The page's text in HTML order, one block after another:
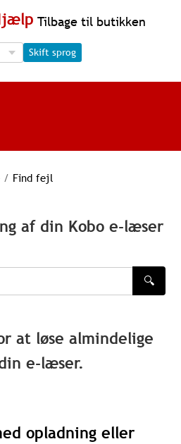
Tilbage til butikken
Selection
Selection
Skift sprog
/ Find fejl
af din Kobo e-læser
🔍
at løse almindelige
e-læser.
opladning eller